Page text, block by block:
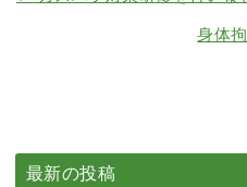
身体
最新の投稿